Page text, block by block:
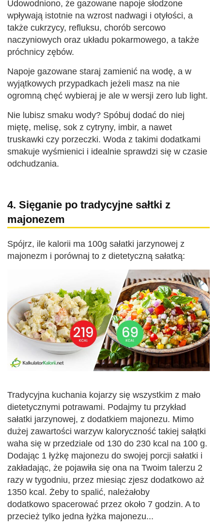
Udowodniono, że gazowane napoje słodzone
wpływają istotnie na wzrost nadwagi i otyłości, a
także cukrzycy, refluksu, chorób sercowo
naczyniowych oraz układu pokarmowego, a także
próchnicy zębów.
Napoje gazowane staraj zamienić na wodę, a w
wyjątkowych przypadkach jeżeli masz na nie
ogromną chęć wybieraj je ale w wersji zero lub light.
Nie lubisz smaku wody? Spóbuj dodać do niej
miętę, melisę, sok z cytryny, imbir, a nawet
truskawki czy porzeczki. Woda z takimi dodatkami
smakuje wyśmienici i idealnie sprawdzi się w czasie
odchudzania.
4. Sięganie po tradycyjne sałtki z
majonezem
Spójrz, ile kalorii ma 100g sałatki jarzynowej z
majonezm i porównaj to z dietetyczną sałatką:
Tradycyjna kuchania kojarzy się wszystkim z mało
dietetycznymi potrawami. Podajmy tu przykład
sałatki jarzynowej, z dodatkiem majonezu. Mimo
dużej zawartości warzyw kaloryczność takiej sałątki
waha się w przedziale od 130 do 230 kcal na 100 g.
Dodając 1 łyżkę majonezu do swojej porcji sałatki i
zakładając, że pojawiła się ona na Twoim talerzu 2
razy w tygodniu, przez miesiąc zjesz dodatkowo aż
1350 kcal. Żeby to spalić, należałoby
dodatkowo spacerować przez około 7 godzin. A to
przecież tylko jedna łyżka majonezu...